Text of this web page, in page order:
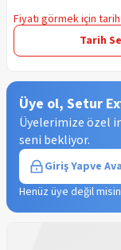
Fiyatı görmek için
Tarih
Üye ol, Setur
Üyelerimize özel
seni bekliyor.
Giriş Yapve
Henüz üye değil